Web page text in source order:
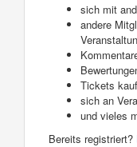
sich mit
andere
Tickets
sich an
und vieles
Bereits registriert?